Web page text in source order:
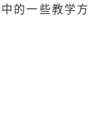
的一些教学方